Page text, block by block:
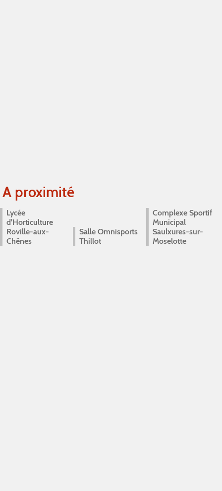
A proximité
Lycée
d'Horticulture
Roville-aux-
Chênes
Salle Omnisports
Thillot
Complexe Sportif
Municipal
Saulxures-sur-
Moselotte